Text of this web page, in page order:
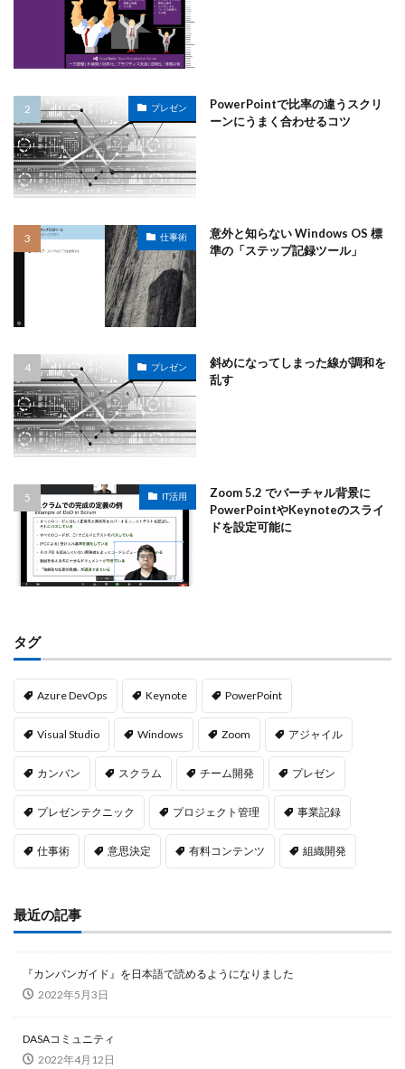
プレゼン
PowerPointで比率の違うスクリ
ーンにうまく合わせるコツ
仕事術
意外と知らない Windows OS 標
準の「ステップ記録ツール」
プレゼン
斜めになってしまった線が調和を
乱す
IT活用
Zoom 5.2 でバーチャル背景に
PowerPointやKeynoteのスライ
ドを設定可能に
タグ
Azure DevOps Keynote PowerPoint
Visual Studio Windows Zoom アジャイル
カンバン スクラム チーム開発 プレゼン
プレゼンテクニック プロジェクト管理 事業記録
仕事術 意思決定 有料コンテンツ 組織開発
最近の記事
『カンバンガイド』を日本語で読めるようになりました
2022年5月3日
DASAコミュニティ
2022年4月12日